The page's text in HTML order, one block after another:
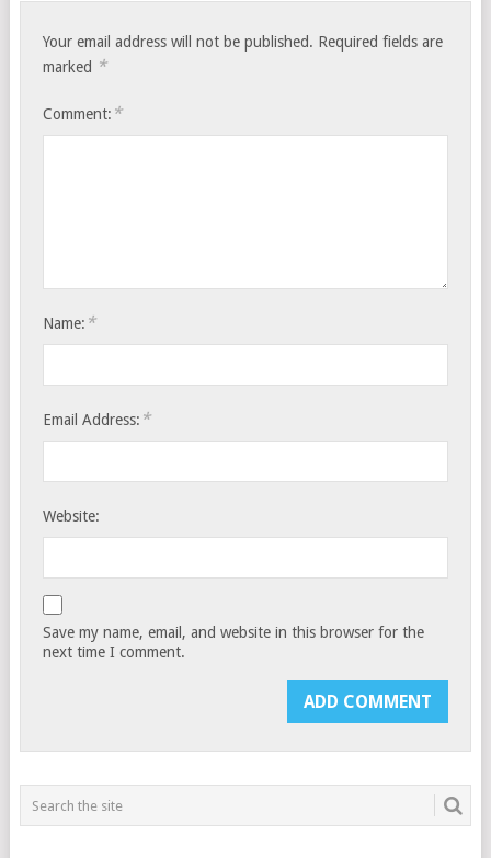
Your email address will not be published. Required fields are
marked *
Comment: *
Name: *
Email Address: *
Website:
Save my name, email, and website in this browser for the
next time I comment.